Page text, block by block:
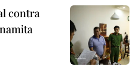
contra